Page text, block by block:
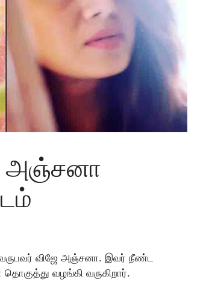
அஞ்சனா
வருபவர் விஜே அஞ்சனா. இவர் நீண்ட
வழங்கி வருகிறார்.